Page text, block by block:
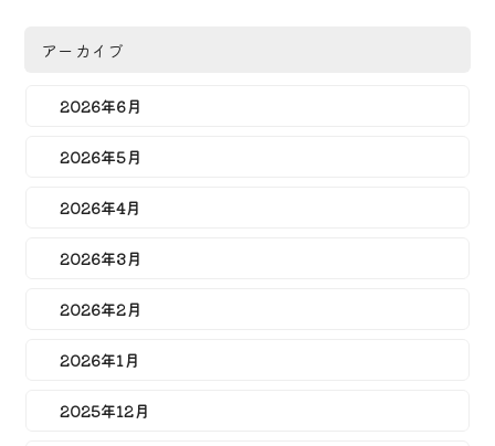
アーカイブ
2026年6月
2026年5月
2026年4月
2026年3月
2026年2月
2026年1月
2025年12月